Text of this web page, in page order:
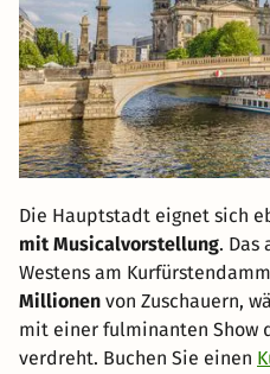
Die Hauptstadt eignet sich
mit Musicalvorstellung. Das
Westens am
Millionen von Zuschauern,
mit einer fulminanten Show
verdreht. Buchen Sie einen